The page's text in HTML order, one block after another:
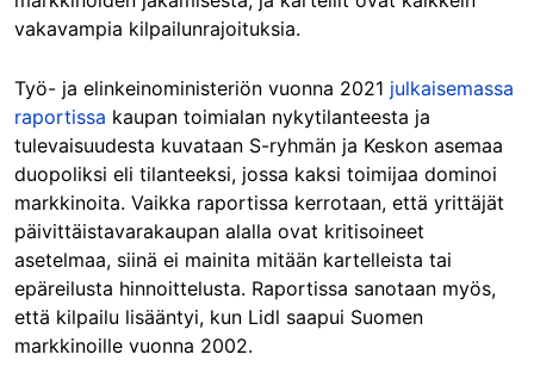
vakavampia kilpailunrajoituksia.
Työ- ja elinkeinoministeriön vuonna 2021 julkaisemassa
raportissa kaupan toimialan nykytilanteesta ja
tulevaisuudesta kuvataan S-ryhmän ja Keskon asemaa
duopoliksi eli tilanteeksi, jossa kaksi toimijaa dominoi
markkinoita. Vaikka raportissa kerrotaan, että yrittäjät
päivittäistavarakaupan alalla ovat kritisoineet
asetelmaa, siinä ei mainita mitään kartelleista tai
epäreilusta hinnoittelusta. Raportissa sanotaan myös,
että kilpailu lisääntyi, kun Lidl saapui Suomen
markkinoille vuonna 2002.